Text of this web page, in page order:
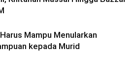
Mampu Menularkan
kepada Murid